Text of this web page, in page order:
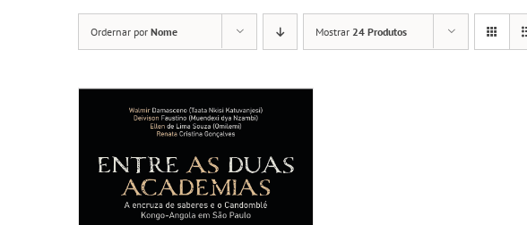
Ordernar por Nome Mostrar 24 Produtos